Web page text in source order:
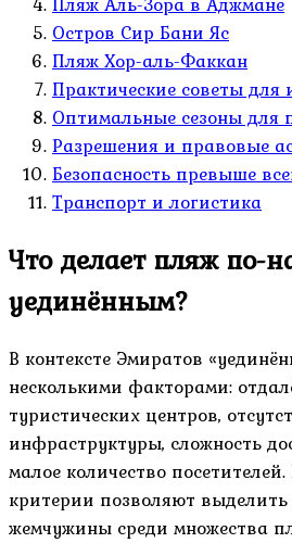
Остров Сир Бани Яс
Пляж Хор-аль-Факкан
Практические советы для
Оптимальные сезоны для
Разрешения и правовые
Безопасность превыше
Транспорт и логистика
Что делает пляж по-
уединённым?
В контексте Эмиратов
несколькими факторами:
туристических центров,
инфраструктуры, сложность
малое количество
критерии позволяют
жемчужины среди множества